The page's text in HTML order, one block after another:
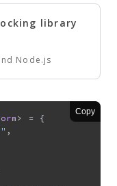
library
Node.js
Copy
> = {
,